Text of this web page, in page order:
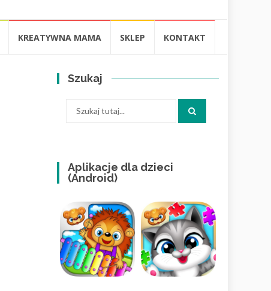
KREATYWNA MAMA SKLEP KONTAKT
Szukaj
Aplikacje dla dzieci
(Android)